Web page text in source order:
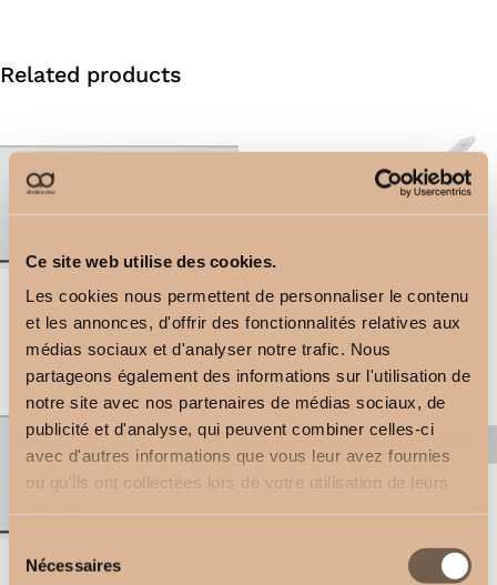
Ce site web utilise des cookies.
Les cookies nous permettent de personnaliser le contenu
et les annonces, d'offrir des fonctionnalités relatives aux
médias sociaux et d'analyser notre trafic. Nous
partageons également des informations sur l'utilisation de
notre site avec nos partenaires de médias sociaux, de
publicité et d'analyse, qui peuvent combiner celles-ci
avec d'autres informations que vous leur avez fournies
ou qu'ils ont collectées lors de votre utilisation de leurs
Nécessaires
Related products
5-channel remote control
2,50€
Square Bracket 11cm
2,50